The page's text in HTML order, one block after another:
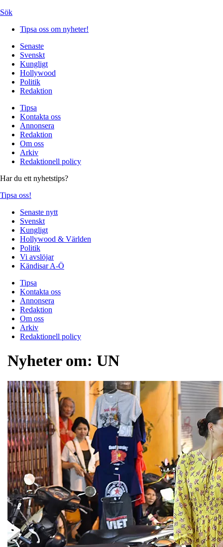
Sök
Tipsa oss om nyheter!
Senaste
Svenskt
Kungligt
Hollywood
Politik
Redaktion
Tipsa
Kontakta oss
Annonsera
Redaktion
Om oss
Arkiv
Redaktionell policy
Har du ett nyhetstips?
Tipsa oss!
Senaste nytt
Svenskt
Kungligt
Hollywood & Världen
Politik
Vi avslöjar
Kändisar A-Ö
Tipsa
Kontakta oss
Annonsera
Redaktion
Om oss
Arkiv
Redaktionell policy
Nyheter om: UN